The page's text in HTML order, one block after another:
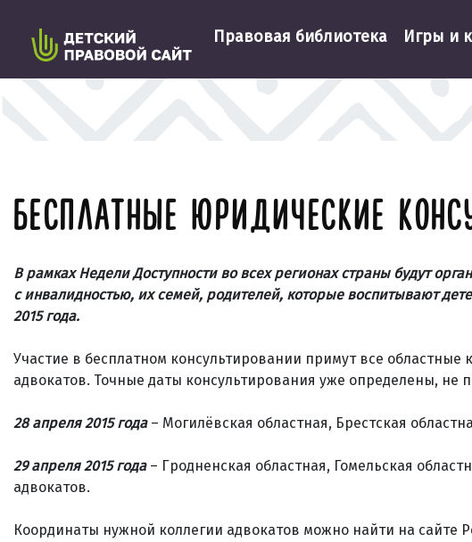
Правовая библиотека Игры и
БЕСПЛАТНЫЕ ЮРИДИЧЕСКИЕ
В рамках Недели Доступности во всех регионах страны будут
с инвалидностью, их семей, родителей, которые воспитывают
2015 года.
Участие в бесплатном консультировании примут все областные
адвокатов. Точные даты консультирования уже определены, не
28 апреля 2015 года– Могилёвская областная, Брестская
29 апреля 2015 года– Гродненская областная, Гомельская
адвокатов.
Координаты нужной коллегии адвокатов можно найти на сайте